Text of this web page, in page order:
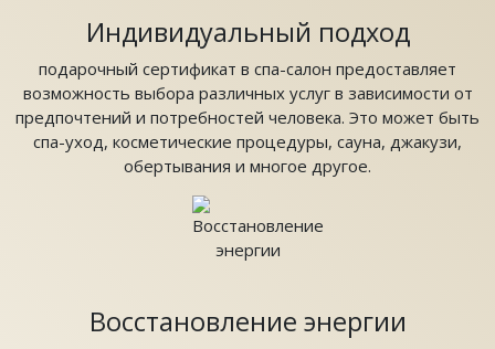
Индивидуальный подход
подарочный сертификат в спа-салон предоставляет
возможность выбора различных услуг в зависимости от
предпочтений и потребностей человека. Это может быть
спа-уход, косметические процедуры, сауна, джакузи,
обертывания и многое другое.
Восстановление энергии